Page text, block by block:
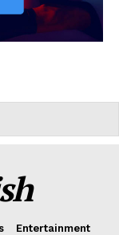
Entertainment